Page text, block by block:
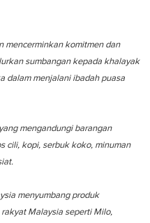
mencerminkan komitmen dan
sumbangan kepada khalayak
dalam menjalani ibadah puasa
mengandungi barangan
cili, kopi, serbuk koko, minuman
menyumbang produk
Malaysia seperti Milo,